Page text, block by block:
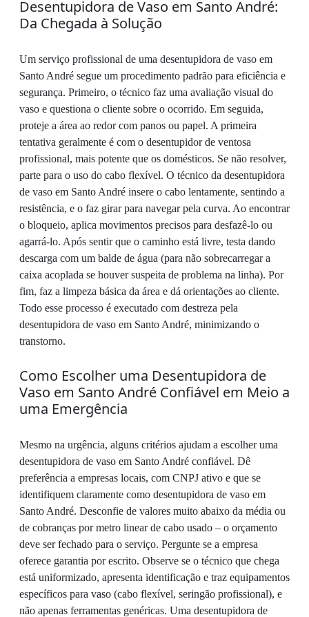
Desentupidora de Vaso em Santo André:
Da Chegada à Solução
Um serviço profissional de uma desentupidora de vaso em
Santo André segue um procedimento padrão para eficiência e
segurança. Primeiro, o técnico faz uma avaliação visual do
vaso e questiona o cliente sobre o ocorrido. Em seguida,
proteje a área ao redor com panos ou papel. A primeira
tentativa geralmente é com o desentupidor de ventosa
profissional, mais potente que os domésticos. Se não resolver,
parte para o uso do cabo flexível. O técnico da desentupidora
de vaso em Santo André insere o cabo lentamente, sentindo a
resistência, e o faz girar para navegar pela curva. Ao encontrar
o bloqueio, aplica movimentos precisos para desfazê-lo ou
agarrá-lo. Após sentir que o caminho está livre, testa dando
descarga com um balde de água (para não sobrecarregar a
caixa acoplada se houver suspeita de problema na linha). Por
fim, faz a limpeza básica da área e dá orientações ao cliente.
Todo esse processo é executado com destreza pela
desentupidora de vaso em Santo André, minimizando o
transtorno.
Como Escolher uma Desentupidora de
Vaso em Santo André Confiável em Meio a
uma Emergência
Mesmo na urgência, alguns critérios ajudam a escolher uma
desentupidora de vaso em Santo André confiável. Dê
preferência a empresas locais, com CNPJ ativo e que se
identifiquem claramente como desentupidora de vaso em
Santo André. Desconfie de valores muito abaixo da média ou
de cobranças por metro linear de cabo usado – o orçamento
deve ser fechado para o serviço. Pergunte se a empresa
oferece garantia por escrito. Observe se o técnico que chega
está uniformizado, apresenta identificação e traz equipamentos
específicos para vaso (cabo flexível, seringão profissional), e
não apenas ferramentas genéricas. Uma desentupidora de